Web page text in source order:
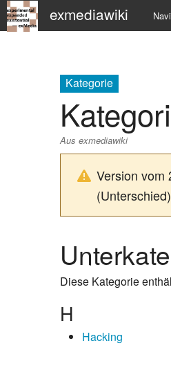
exmediawiki
Kategorie
Aus exmediawiki
Version vom
Diese Kategorie
H
Hacking